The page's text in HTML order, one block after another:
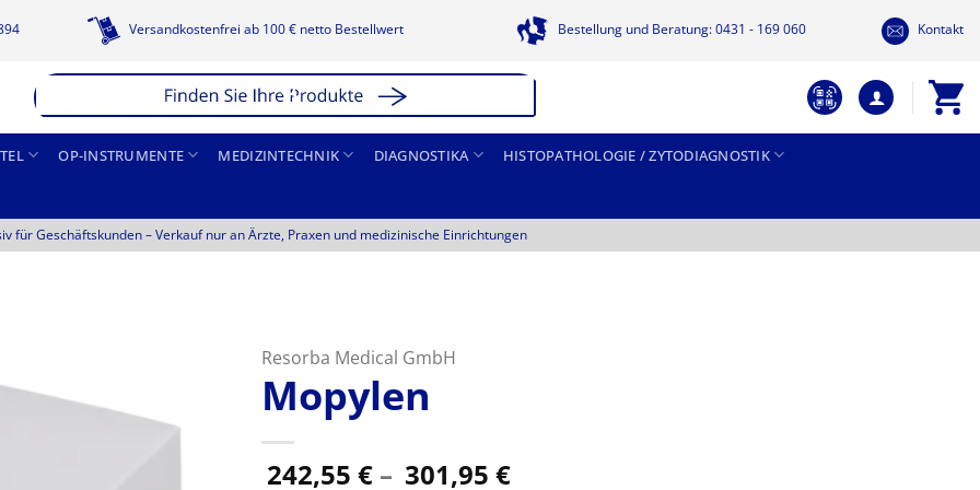
Versandkostenfrei ab 100 € netto Bestellwert Bestellung und Beratung: 0431 - 169 060 Kontakt
OP-INSTRUMENTE MEDIZINTECHNIK DIAGNOSTIKA HISTOPATHOLOGIE / ZYTODIAGNOSTIK
für Geschäftskunden –Verkauf nur an Ärzte, Praxen und medizinische Einrichtungen
Resorba Medical GmbH
Mopylen
242,55 € – 301,95 €Preisspanne: